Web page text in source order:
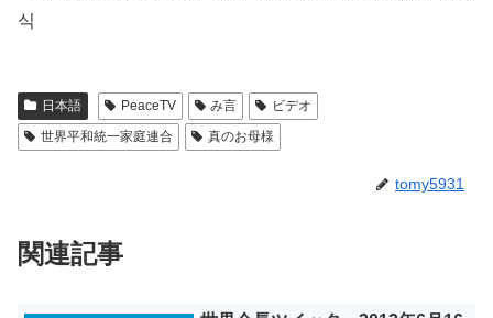
식
日本語 PeaceTV み言
ビデオ
世界平和統一家庭連合
真のお母様
tomy5931
関連記事